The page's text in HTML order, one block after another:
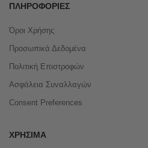
ΠΛΗΡΟΦΟΡΊΕΣ
Όροι Χρήσης
Προσωπικά Δεδομένα
Πολιτική Επιστροφών
Ασφάλεια Συναλλαγών
Consent Preferences
ΧΡΉΣΙΜΑ